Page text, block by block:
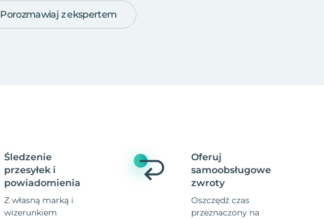
Porozmawiaj z ekspertem
Śledzenie
przesyłek i
powiadomienia
Z własną marką i
wizerunkiem
Oferuj
samoobsługowe
zwroty
Oszczędź czas
przeznaczony na